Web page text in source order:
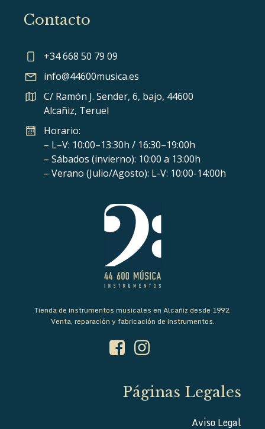
Contacto
+34 668 50 79 09
info@44600musica.es
C/ Ramón J. Sender, 6, bajo, 44600
Alcañiz, Teruel
Horario:
– L–V: 10:00–13:30h / 16:30–19:00h
– Sábados (invierno): 10:00 a 13:00h
– Verano (Julio/Agosto): L-V: 10:00-14:00h
Tienda de instrumentos musicales en Alcañiz desde 1992.
Venta, reparación y fabricación de instrumentos.
Páginas Legales
Aviso Legal